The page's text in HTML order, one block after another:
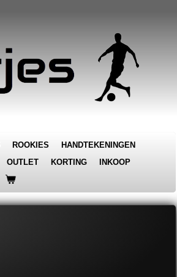
ROOKIES
HANDTEKENINGEN
OUTLET KORTING
INKOOP